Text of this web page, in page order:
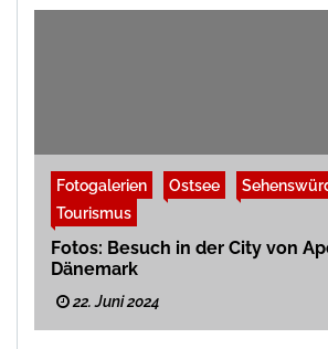
Fotogalerien Ostsee
Tourismus
Fotos: Besuch in der City von
Dänemark
22. Juni 2024